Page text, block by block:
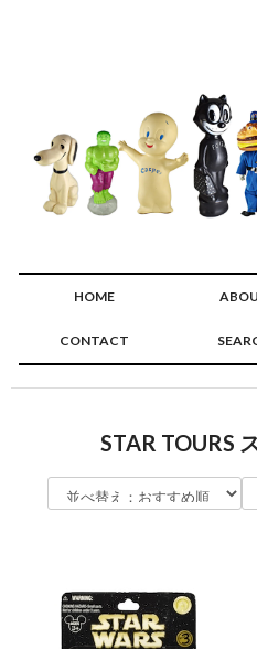
HOME
CONTACT
STAR TOURS